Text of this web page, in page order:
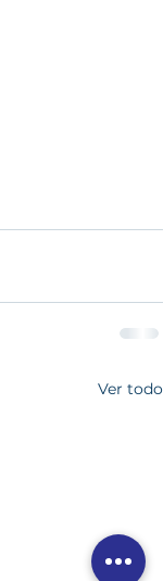
Ver todo